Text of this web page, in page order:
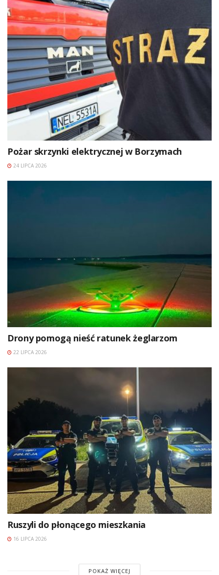
Pożar skrzynki elektrycznej w Borzymach
24 LIPCA 2026
Drony pomogą nieść ratunek żeglarzom
22 LIPCA 2026
Ruszyli do płonącego mieszkania
16 LIPCA 2026
POKAŻ WIĘCEJ